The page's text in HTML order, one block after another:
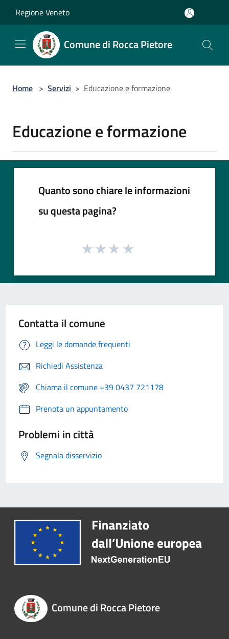
Regione Veneto
Comune di Rocca Pietore
Home > Servizi > Educazione e formazione
Educazione e formazione
Quanto sono chiare le informazioni
su questa pagina?
Contatta il comune
Leggi le domande frequenti
Richiedi Assistenza
Chiama il comune +39 0437 721178
Prenota un appuntamento
Problemi in città
Segnala disservizio
Comune di Rocca Pietore